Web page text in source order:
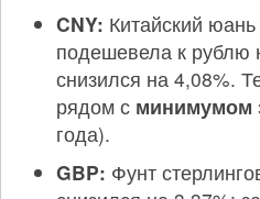
CNY: Китайский
подешевела к рублю
снизился на 4,08%.
рядом с минимумом
года).
GBP: Фунт